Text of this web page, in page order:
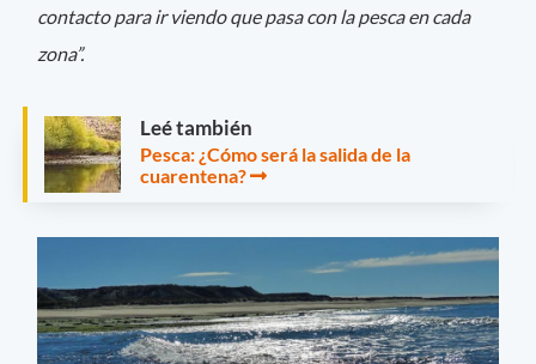
contacto para ir viendo que pasa con la pesca en cada
zona”.
Leé también
Pesca: ¿Cómo será la salida de la
cuarentena?